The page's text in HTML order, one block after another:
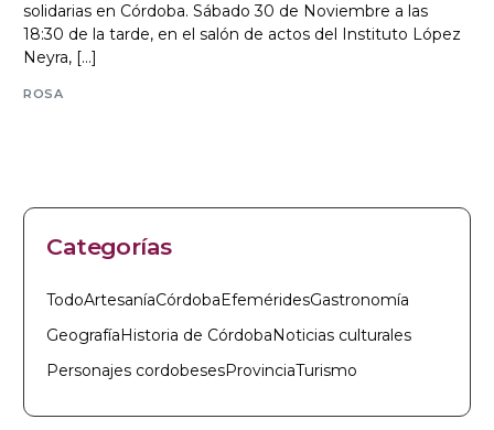
solidarias en Córdoba. Sábado 30 de Noviembre a las
18:30 de la tarde, en el salón de actos del Instituto López
Neyra, […]
ROSA
Categorías
TodoArtesaníaCórdobaEfeméridesGastronomía
GeografíaHistoria de CórdobaNoticias culturales
Personajes cordobesesProvinciaTurismo